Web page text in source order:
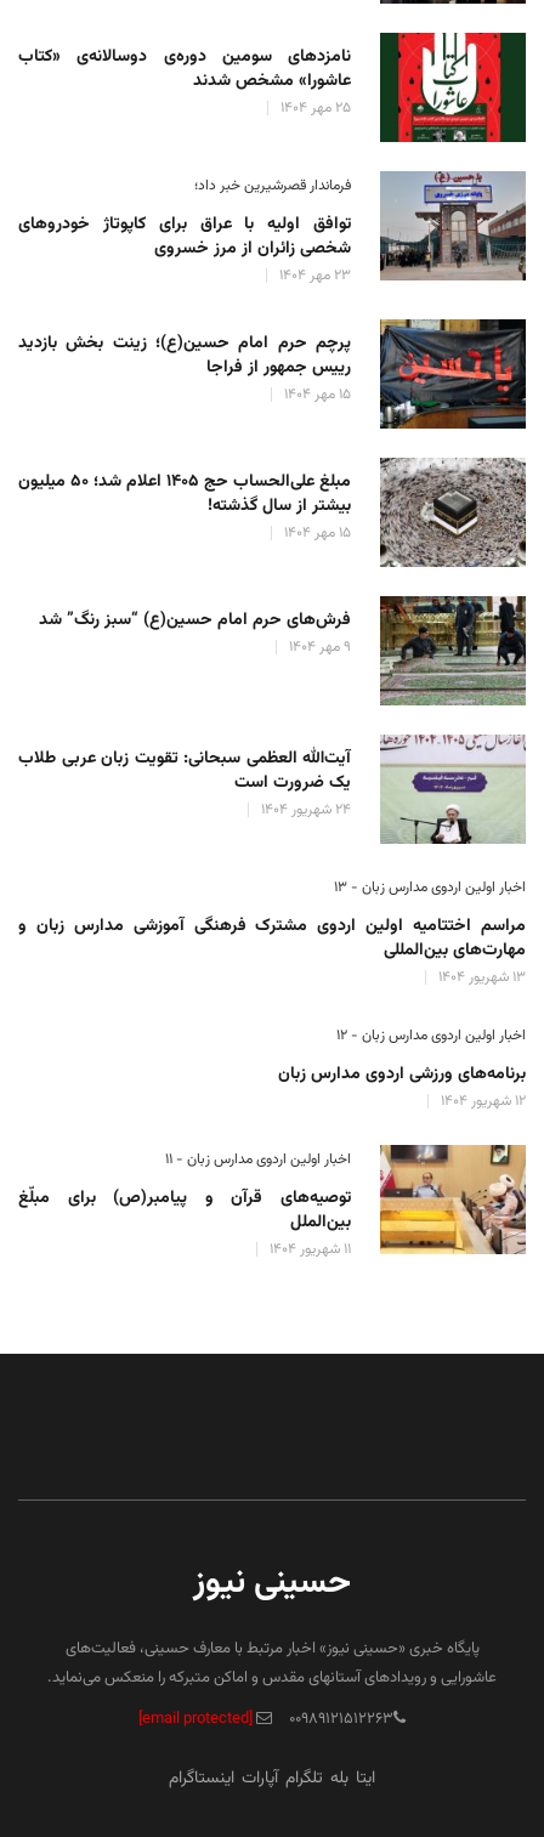
نامزدهای سومین دوره‌ی دوسالانه‌ی «کتاب
عاشورا» مشخص شدند
۲۵ مهر ۱۴۰۴
فرماندار قصرشیرین خبر داد؛
توافق اولیه با عراق برای کاپوتاژ خودروهای
شخصی زائران از مرز خسروی
۲۳ مهر ۱۴۰۴
پرچم حرم امام حسین(ع)؛ زینت بخش بازدید
رییس جمهور از فراجا
۱۵ مهر ۱۴۰۴
مبلغ علی‌الحساب حج ۱۴۰۵ اعلام شد؛ ۵۰ میلیون
بیشتر از سال گذشته!
۱۵ مهر ۱۴۰۴
فرش‌های حرم امام حسین(ع) “سبز رنگ” شد
۹ مهر ۱۴۰۴
آیت‌الله العظمی سبحانی: تقویت زبان عربی طلاب
یک ضرورت است
۲۴ شهریور ۱۴۰۴
اخبار اولین اردوی مدارس زبان - ۱۳
مراسم اختتامیه اولین اردوی مشترک فرهنگی آموزشی مدارس زبان و
مهارت‌های بین‌المللی
۱۳ شهریور ۱۴۰۴
اخبار اولین اردوی مدارس زبان - ۱۲
برنامه‌های ورزشی اردوی مدارس زبان
۱۲ شهریور ۱۴۰۴
اخبار اولین اردوی مدارس زبان - ۱۱
توصیه‌های قرآن و پیامبر(ص) برای مبلّغ
بین‌الملل
۱۱ شهریور ۱۴۰۴
حسینی نیوز
پایگاه خبری «حسینی نیوز» اخبار مرتبط با معارف حسینی، فعالیت‌های
عاشورایی و رویدادهای آستانهای مقدس و اماکن متبرکه را منعکس می‌نماید.
۰۰۹۸۹۱۲۱۵۱۲۲۶۳
[email protected]
ایتا بله تلگرام آپارات اینستاگرام